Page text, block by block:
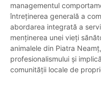
managementul
întreținerea generală a
abordarea integrată a
menținerea unei vieți
animalele din Piatra
profesionalismului și
comunității locale de